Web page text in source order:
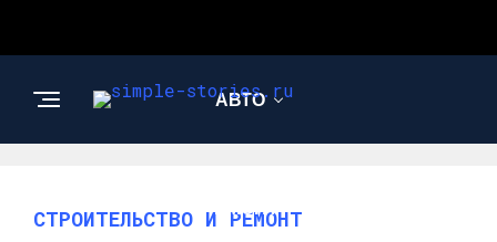
АВТО
РЕМОНТ
СТРОИТЕЛЬСТВО И РЕМОНТ